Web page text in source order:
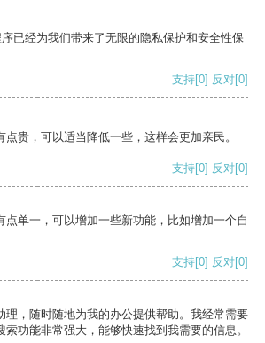
已经为我们带来了无限的隐私保护和安全性保
支持[0] 反对[0]
贵，可以适当降低一些，这样会更加亲民。
支持[0] 反对[0]
点单一，可以增加一些新功能，比如增加一个自
支持[0] 反对[0]
理，随时随地为我的办公提供帮助。我经常需要
功能非常强大，能够快速找到我需要的信息。